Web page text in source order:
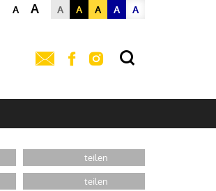
A A A A A A A